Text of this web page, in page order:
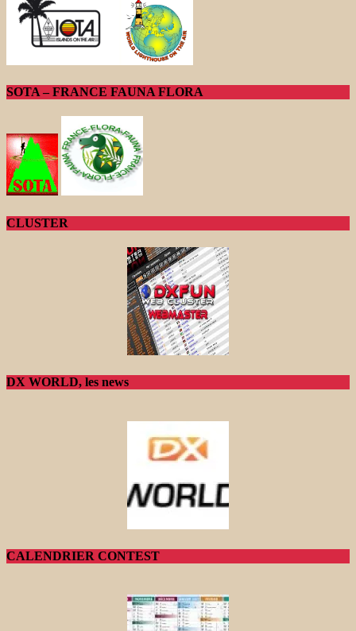
SOTA – FRANCE FAUNA FLORA
CLUSTER
DX WORLD, les news
CALENDRIER CONTEST